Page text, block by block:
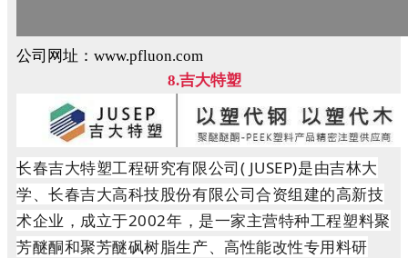
公司网址：www.pfluon.com
8.吉大特塑
长春吉大特塑工程研究有限公司( JUSEP)是由吉林大
学、长春吉大高科技股份有限公司合资组建的高新技
术企业，成立于2002年，是一家主营特种工程塑料聚
芳醚酮和聚芳醚砜树脂生产、高性能改性专用料研